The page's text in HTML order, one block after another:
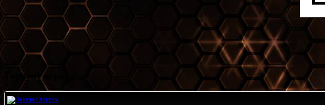
Торрент игры
Экшены